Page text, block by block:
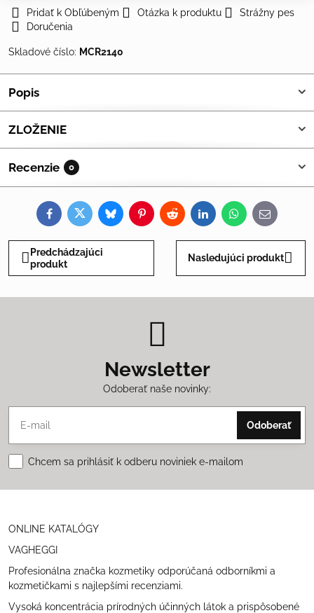
Pridať k Obľúbeným Otázka k produktu
Strážny pes
Doručenia
Skladové číslo: MCR2140
Popis
ZLOŽENIE
Recenzie 0
FacebookTwitterBlueskyPinterestRedditLinkedInWhatsApp
E-
mail
Predchádzajúci
produkt
Nasledujúci produkt
Newsletter
Odoberať naše novinky:
Odoberať
Chcem sa prihlásiť k odberu noviniek e-mailom
ONLINE KATALÓGY
VAGHEGGI
Profesionálna značka kozmetiky odporúčaná odborníkmi a
kozmetičkami s najlepšími recenziami.
Vysoká koncentrácia prírodných účinných látok a prispôsobené